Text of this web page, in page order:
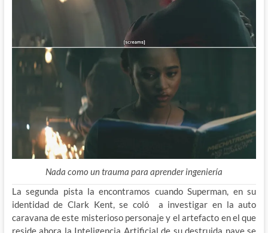
Nada como un trauma para aprender ingeniería
La segunda pista la encontramos cuando Superman, en su
identidad de Clark Kent, se coló a investigar en la auto
caravana de este misterioso personaje y el artefacto en el que
reside ahora la Inteligencia Artificial de su destruida nave se